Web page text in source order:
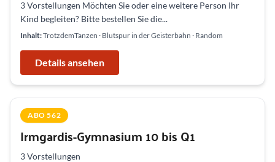
3 Vorstellungen Möchten Sie oder eine weitere Person Ihr
Kind begleiten? Bitte bestellen Sie die...
Inhalt:TrotzdemTanzen · Blutspur in der Geisterbahn · Random
Details ansehen
ABO 562
Irmgardis-Gymnasium 10 bis Q1
3 Vorstellungen